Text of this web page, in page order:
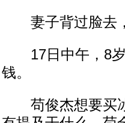
妻子背过脸去，
17日中午，8岁
钱。
苟俊杰想要买冰